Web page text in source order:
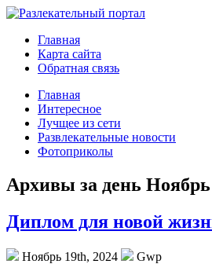
Главная
Карта сайта
Обратная связь
Главная
Интересное
Лучщее из сети
Развлекательные новости
Фотоприколы
Архивы за день Ноябрь
Диплом для новой
Ноябрь 19th, 2024
Gwp